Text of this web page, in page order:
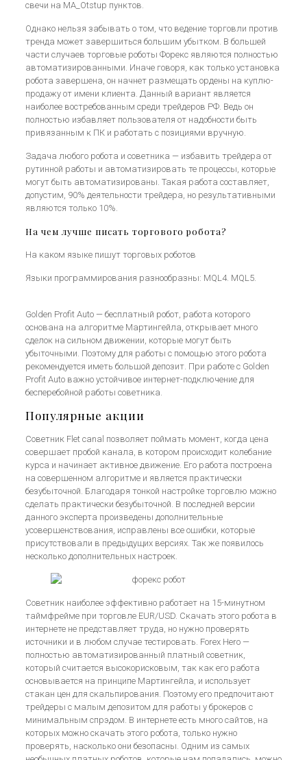
свечи на MA_Otstup пунктов.
Однако нельзя забывать о том, что ведение торговли против
тренда может завершиться большим убытком. В большей
части случаев торговые роботы Форекс являются полностью
автоматизированными. Иначе говоря, как только установка
робота завершена, он начнет размещать ордены на куплю-
продажу от имени клиента. Данный вариант является
наиболее востребованным среди трейдеров РФ. Ведь он
полностью избавляет пользователя от надобности быть
привязанным к ПК и работать с позициями вручную.
Задача любого робота и советника — избавить трейдера от
рутинной работы и автоматизировать те процессы, которые
могут быть автоматизированы. Такая работа составляет,
допустим, 90% деятельности трейдера, но результативными
являются только 10%.
На чем лучше писать торгового робота?
На каком языке пишут торговых роботов
Языки программирования разнообразны: MQL4. MQL5.
Golden Profit Auto — бесплатный робот, работа которого
основана на алгоритме Мартингейла, открывает много
сделок на сильном движении, которые могут быть
убыточными. Поэтому для работы с помощью этого робота
рекомендуется иметь большой депозит. При работе с Golden
Profit Auto важно устойчивое интернет-подключение для
бесперебойной работы советника.
Популярные акции
Советник Flet canal позволяет поймать момент, когда цена
совершает пробой канала, в котором происходит колебание
курса и начинает активное движение. Его работа построена
на совершенном алгоритме и является практически
безубыточной. Благодаря тонкой настройке торговлю можно
сделать практически безубыточной. В последней версии
данного эксперта произведены дополнительные
усовершенствования, исправлены все ошибки, которые
присутствовали в предыдущих версиях. Так же появилось
несколько дополнительных настроек.
Советник наиболее эффективно работает на 15-минутном
таймфрейме при торговле EUR/USD. Скачать этого робота в
интернете не представляет труда, но нужно проверять
источники и в любом случае тестировать. Forex Hero —
полностью автоматизированный платный советник,
который считается высокорисковым, так как его работа
основывается на принципе Мартингейла, и использует
стакан цен для скальпирования. Поэтому его предпочитают
трейдеры с малым депозитом для работы у брокеров с
минимальным спрэдом. В интернете есть много сайтов, на
которых можно скачать этого робота, только нужно
проверять, насколько они безопасны. Одним из самых